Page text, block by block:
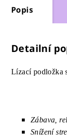
Popis
Detailní
Lízací podložka
Zábava,
Snížení